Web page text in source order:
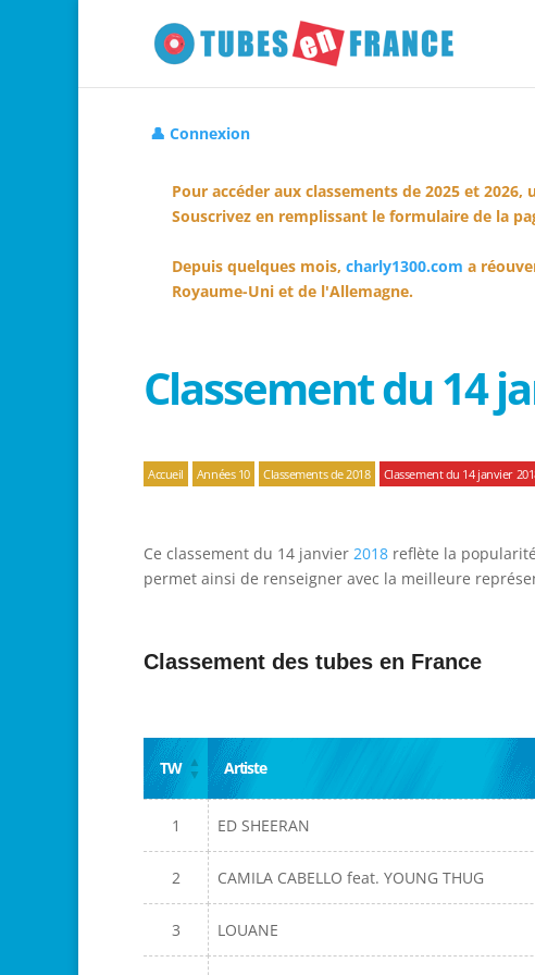
👤 Connexion
Pour accéder aux classements de 2025 et
Souscrivez en remplissant le formulaire de la
Depuis quelques mois, charly1300.com a
Royaume-Uni et de l'Allemagne.
Classement du 14
Accueil Années 10 Classements de 2018 Classement du 14 janvier
Ce classement du 14 janvier 2018 reflète la
permet ainsi de renseigner avec la meilleure
Classement des tubes en France
TW Artiste
1 ED SHEERAN
2 CAMILA CABELLO feat. YOUNG THUG
3 LOUANE